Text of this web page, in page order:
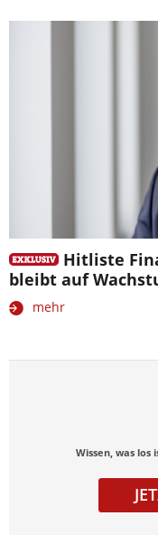
Hitliste
bleibt auf
mehr
Wissen, was los